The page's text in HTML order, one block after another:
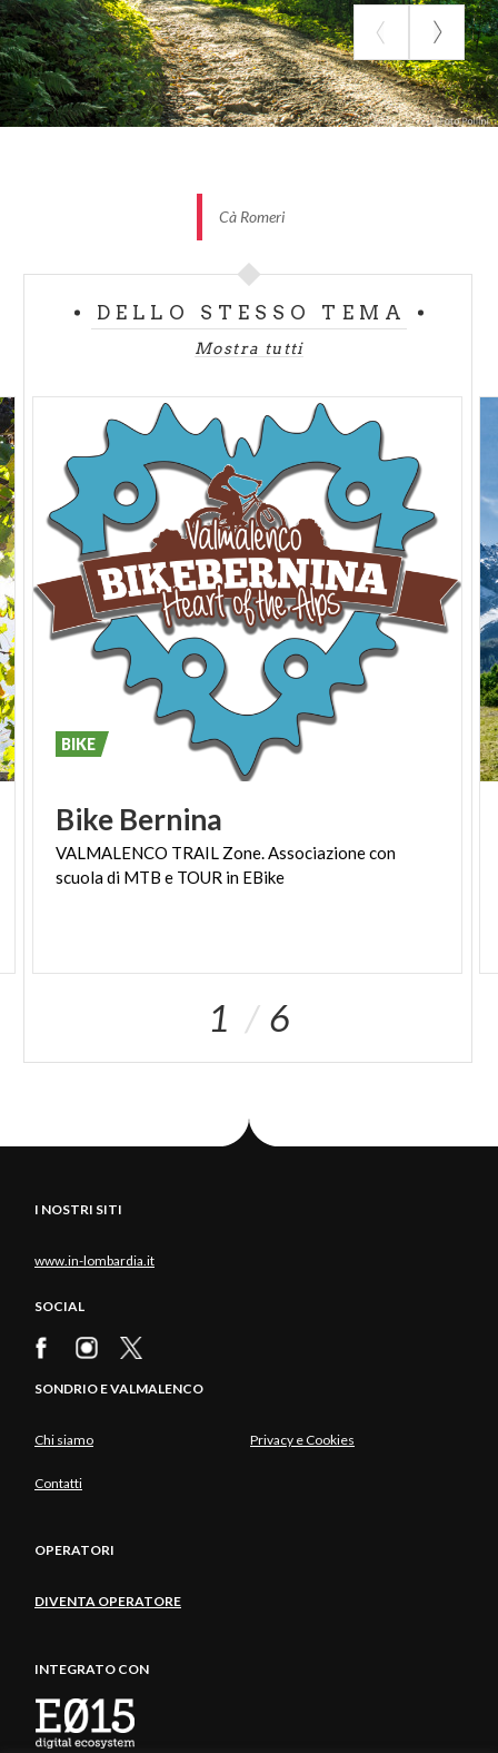
Pendenza media salita:10 %
Pendenza massima salita:17 %
Tempo di percorrenza:2-3 h
Cà Romeri
DELLO STESSO TEMA
Mostra tutti
Bike Bernina
VALMALENCO TRAIL Zone.Associazionecon
scuoladi MTB e TOUR in EBike
BIKE
1 6
I NOSTRI SITI
www.in-lombardia.it
SOCIAL
SONDRIO E VALMALENCO
Chi siamo Privacy e Cookies
Contatti
OPERATORI
DIVENTA OPERATORE
INTEGRATO CON